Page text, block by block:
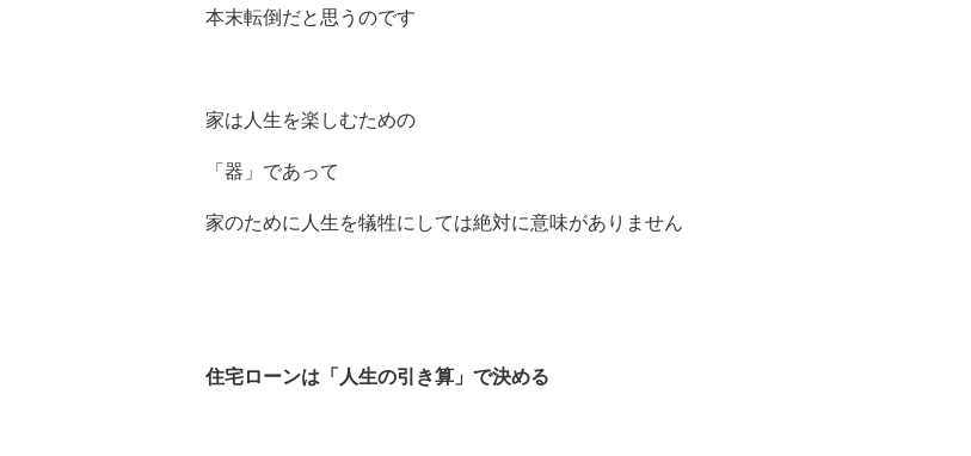
本末転倒だと思うのです
家は人生を楽しむための
「器」であって
家のために人生を犠牲にしては絶対に意味がありません
住宅ローンは「人生の引き算」で決める